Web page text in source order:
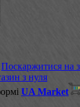
Поскаржитися на
з нуля
UA Market